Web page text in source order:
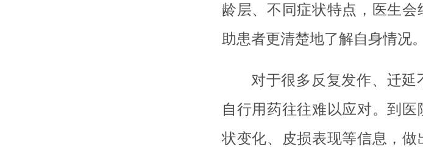
龄层、不同症状特点，医生
助患者更清楚地了解自身情况。
对于很多反复发作、迁
自行用药往往难以应对。到
状变化、皮损表现等信息，